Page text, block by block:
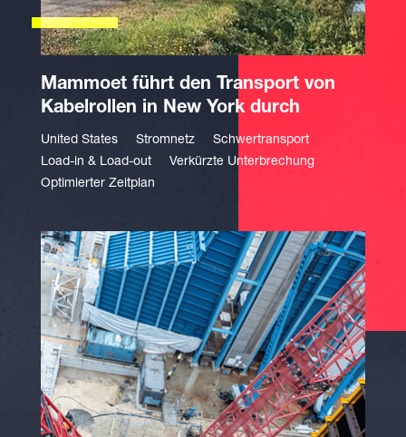
Mammoet führt den Transport von
Kabelrollen in New York durch
United States Stromnetz
Schwertransport
Load-in & Load-out
Verkürzte Unterbrechung
Optimierter Zeitplan